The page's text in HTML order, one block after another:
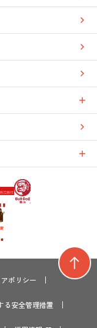
ポリシー
る安全管理措置